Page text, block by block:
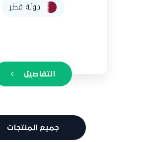
دولة قطر
التفاصيل
جميع المنتجات